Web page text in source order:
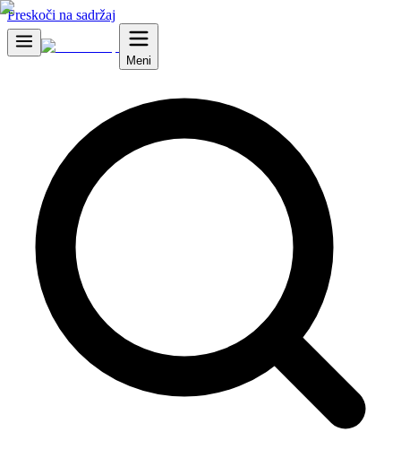
Preskoči na sadržaj
Meni